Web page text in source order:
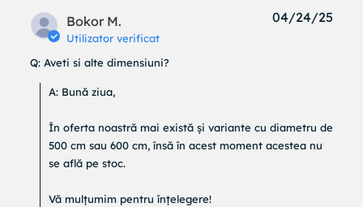
Bokor M.
Utilizator verificat
Q: Aveti si alte dimensiuni?
A: Bună ziua,
În oferta noastră mai există și variante cu diametru de
500 cm sau 600 cm, însă în acest moment acestea nu
se află pe stoc.
Vă mulțumim pentru înțelegere!
04/24/25